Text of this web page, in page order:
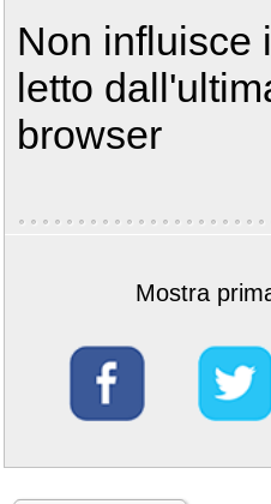
Non influisce
letto
browser
Mostra